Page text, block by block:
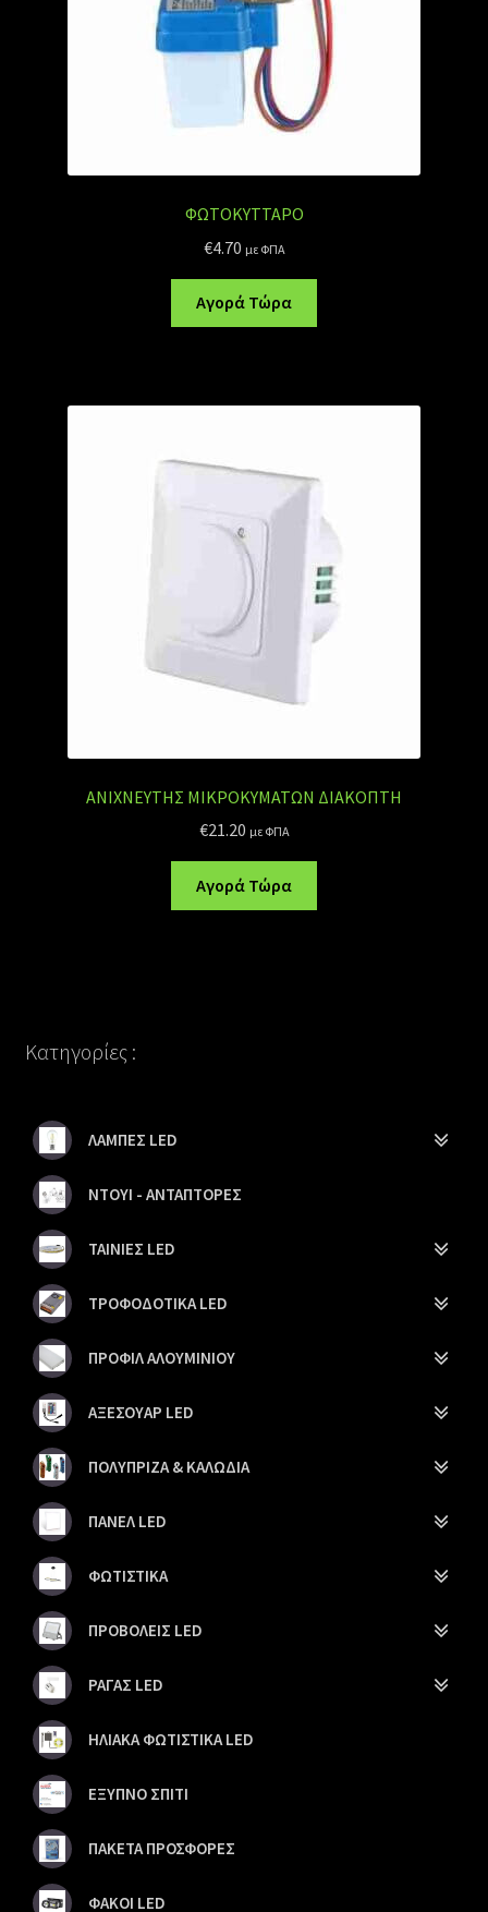
ΦΩΤΟΚΥΤΤΑΡΟ
€4.70 με ΦΠΑ
Αγορά Τώρα
ΑΝΙΧΝΕΥΤΗΣ ΜΙΚΡΟΚΥΜΑΤΩΝ ΔΙΑΚΟΠΤΗ
€21.20 με ΦΠΑ
Αγορά Τώρα
Κατηγορίες :
ΛΑΜΠΕΣ LED
ΝΤΟΥΙ - ΑΝΤΑΠΤΟΡΕΣ
ΤΑΙΝΙΕΣ LED
ΤΡΟΦΟΔΟΤΙΚΑ LED
ΠΡΟΦΙΛ ΑΛΟΥΜΙΝΙΟΥ
ΑΞΕΣΟΥΑΡ LED
ΠΟΛΥΠΡΙΖΑ & ΚΑΛΩΔΙΑ
ΠΑΝΕΛ LED
ΦΩΤΙΣΤΙΚΑ
ΠΡΟΒΟΛΕΙΣ LED
ΡΑΓΑΣ LED
ΗΛΙΑΚΑ ΦΩΤΙΣΤΙΚΑ LED
ΕΞΥΠΝΟ ΣΠΙΤΙ
ΠΑΚΕΤΑ ΠΡΟΣΦΟΡΕΣ
ΦΑΚΟΙ LED